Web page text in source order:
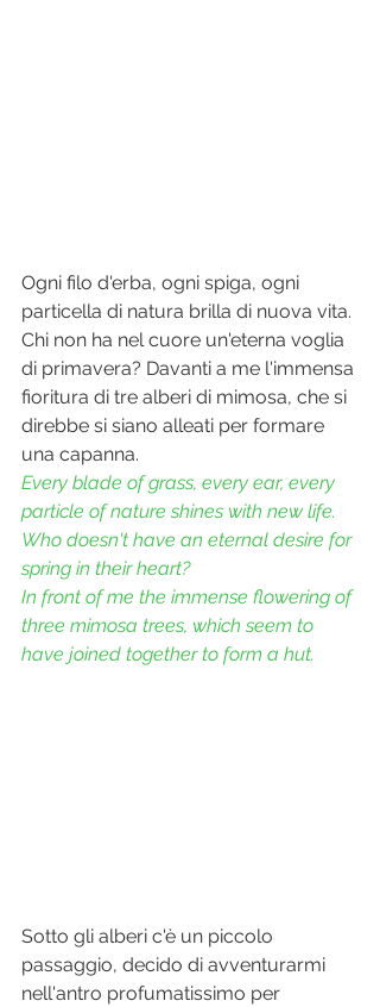
Ogni filo d'erba, ogni spiga, ogni
particella di natura brilla di nuova vita.
Chi non ha nel cuore un'eterna voglia
di primavera? Davanti a me l'immensa
fioritura di tre alberi di mimosa, che si
direbbe si siano alleati per formare
una capanna.
Every blade of grass, every ear, every
particle of nature shines with new life.
Who doesn't have an eternal desire for
spring in their heart?
In front of me the immense flowering of
three mimosa trees, which seem to
have joined together to form a hut.
Sotto gli alberi c'è un piccolo
passaggio, decido di avventurarmi
nell'antro profumatissimo per